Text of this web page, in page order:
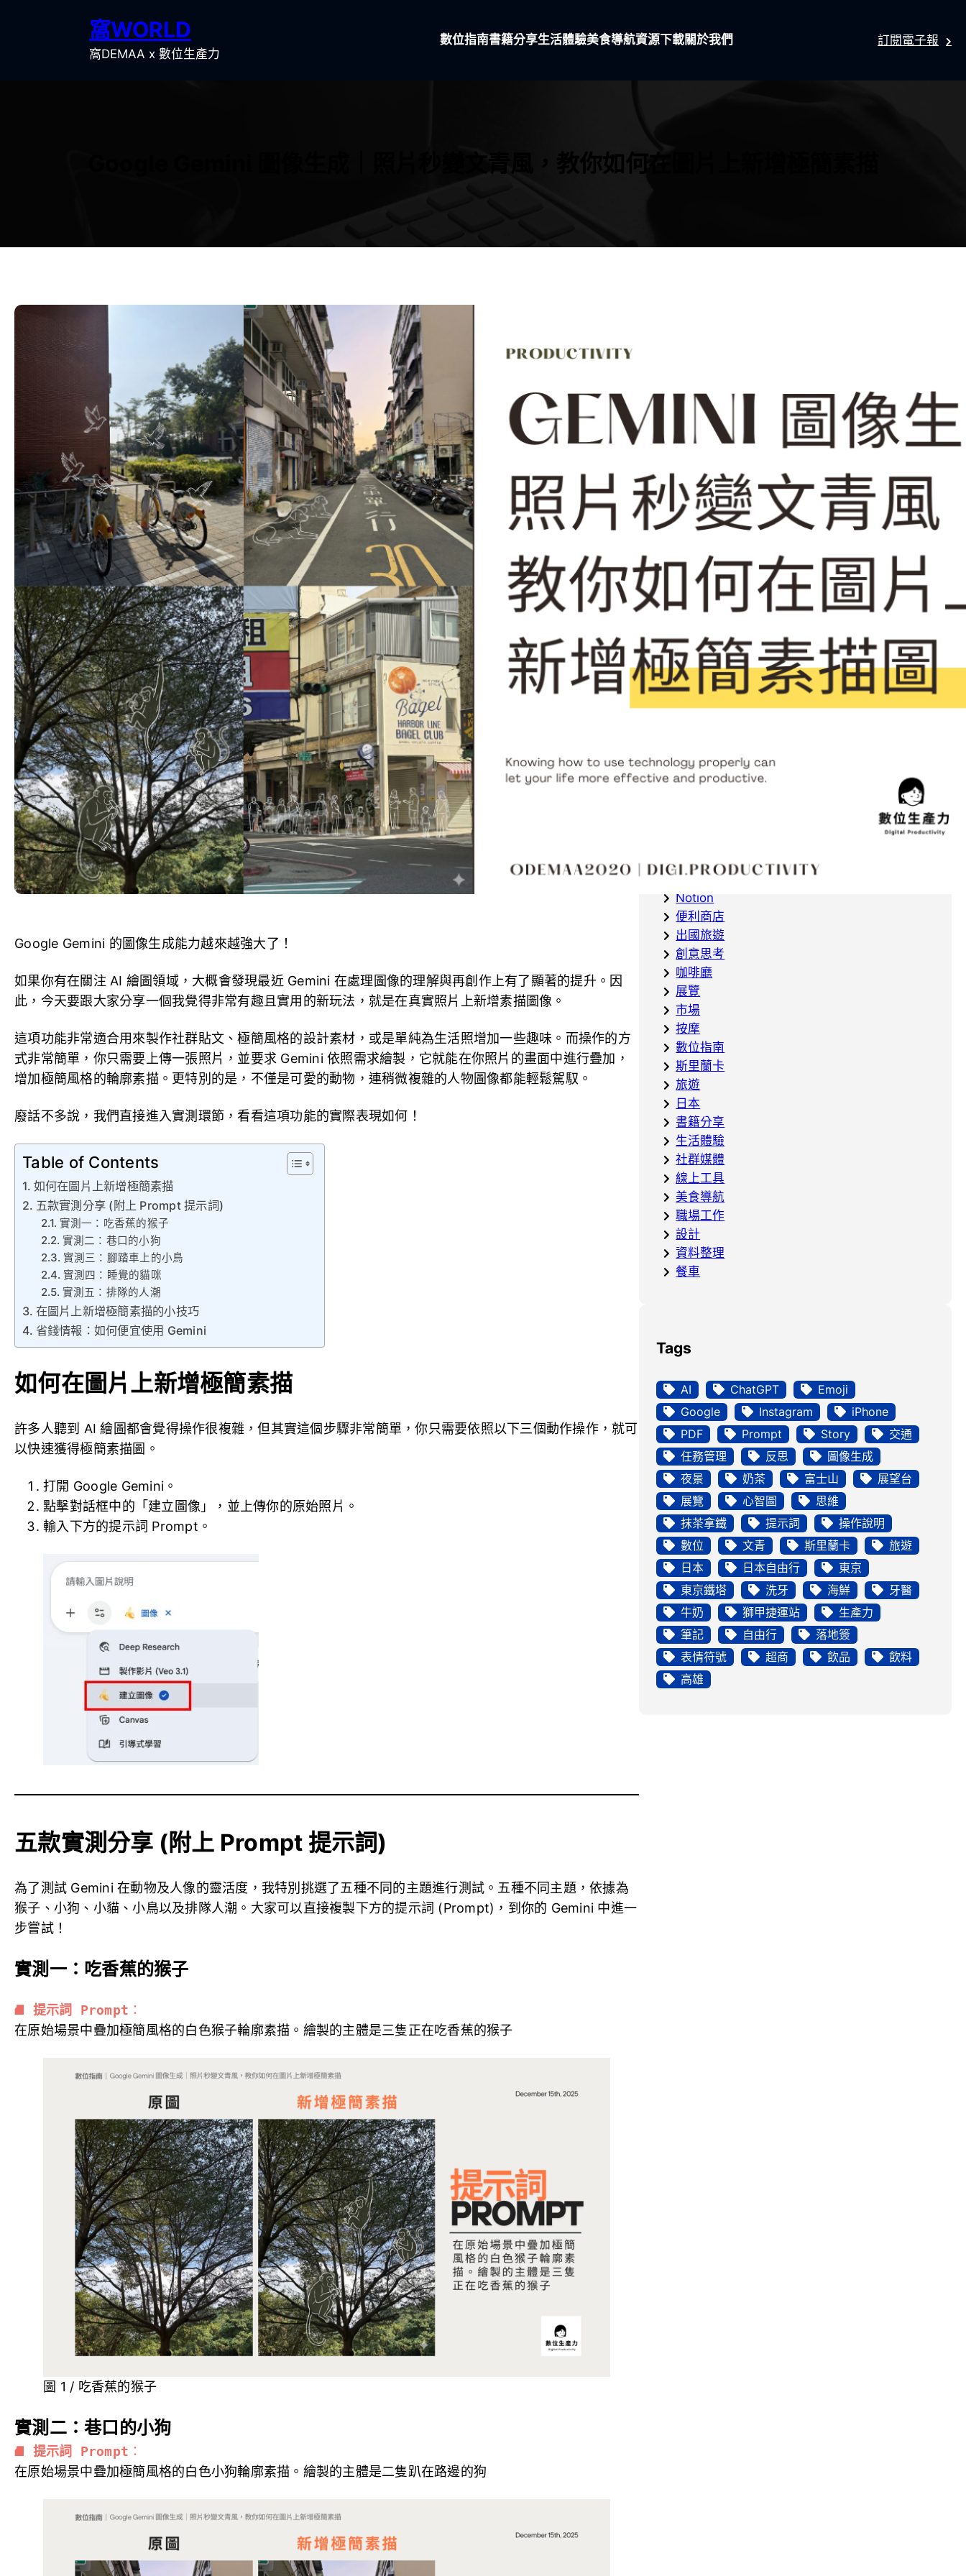
窩WORLD
窩DEMAA x 數位生產力
數位指南書籍分享生活體驗美食導航資源下載關於我們 訂閱電子報
Google Gemini 圖像生成｜照片秒變文青風，教你如何在圖片上新增極簡素描
Google Gemini 的圖像生成能力越來越強大了！
如果你有在關注 AI 繪圖領域，大概會發現最近 Gemini 在處理圖像的理解與再創作上有了顯著的提升。因
此，今天要跟大家分享一個我覺得非常有趣且實用的新玩法，就是在真實照片上新增素描圖像。
這項功能非常適合用來製作社群貼文、極簡風格的設計素材，或是單純為生活照增加一些趣味。而操作的方
式非常簡單，你只需要上傳一張照片，並要求 Gemini 依照需求繪製，它就能在你照片的畫面中進行疊加，
增加極簡風格的輪廓素描。更特別的是，不僅是可愛的動物，連稍微複雜的人物圖像都能輕鬆駕馭。
廢話不多說，我們直接進入實測環節，看看這項功能的實際表現如何！
Table of Contents
如何在圖片上新增極簡素描
五款實測分享 (附上 Prompt 提示詞)
實測一：吃香蕉的猴子
實測二：巷口的小狗
實測三：腳踏車上的小鳥
實測四：睡覺的貓咪
實測五：排隊的人潮
在圖片上新增極簡素描的小技巧
省錢情報：如何便宜使用 Gemini
如何在圖片上新增極簡素描
許多人聽到 AI 繪圖都會覺得操作很複雜，但其實這個步驟非常簡單，你只需要依照以下三個動作操作，就可
以快速獲得極簡素描圖。
打開 Google Gemini。
點擊對話框中的「建立圖像」，並上傳你的原始照片。
輸入下方的提示詞 Prompt。
五款實測分享 (附上 Prompt 提示詞)
為了測試 Gemini 在動物及人像的靈活度，我特別挑選了五種不同的主題進行測試。五種不同主題，依據為
猴子、小狗、小貓、小鳥以及排隊人潮。大家可以直接複製下方的提示詞 (Prompt)，到你的 Gemini 中進一
步嘗試！
實測一：吃香蕉的猴子
⛘ 提示詞 Prompt ：
在原始場景中疊加極簡風格的白色猴子輪廓素描。繪製的主體是三隻正在吃香蕉的猴子
圖 1 / 吃香蕉的猴子
實測二：巷口的小狗
⛘ 提示詞 Prompt ：
在原始場景中疊加極簡風格的白色小狗輪廓素描。繪製的主體是二隻趴在路邊的狗
高雄牙醫｜獅甲捷運站步行6分
鐘，人本自然牙醫診所洗牙初體
2026斯里蘭卡旅遊｜台灣人請
注意，千萬別申請電子簽
(ETA)！落地簽(VOA)辦理全攻
Google Gemini 圖像生成｜照
片秒變文青風，教你如何在圖片
上新增極簡素描
Apple Reminders 及 Google
Tasks 作為篩選的第一步
去東京不能錯過的展覽：
teamLab Planets，讓你進入沉
AI
Notion
Notion
便利商店
出國旅遊
創意思考
咖啡廳
展覽
市場
按摩
數位指南
斯里蘭卡
旅遊
日本
書籍分享
生活體驗
社群媒體
線上工具
美食導航
職場工作
設計
資料整理
餐車
Tags
AI ChatGPT
Emoji
Google
Instagram
iPhone
PDF
Prompt Story
交通
任務管理
反思
圖像生成
夜景
奶茶 富士山
展望台
展覽
心智圖
思維
抹茶拿鐵
提示詞
操作說明
數位
文青 斯里蘭卡
旅遊
日本
日本自由行
東京
東京鐵塔
洗牙 海鮮
牙醫
牛奶
獅甲捷運站
生產力
筆記
自由行
落地簽
表情符號
超商 飲品
飲料
高雄